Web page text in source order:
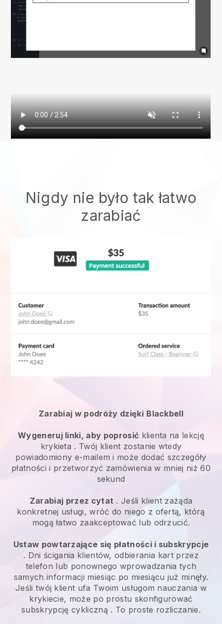
Nigdy nie było tak łatwo
zarabiać
Zarabiaj w podróży dzięki Blackbell
Wygeneruj linki, aby poprosić klienta na lekcję
krykieta . Twój klient zostanie wtedy
powiadomiony e-mailem i może dodać szczegóły
płatności i przetworzyć zamówienia w mniej niż 60
sekund
Zarabiaj przez cytat . Jeśli klient zażąda
konkretnej usługi, wróć do niego z ofertą, którą
mogą łatwo zaakceptować lub odrzucić.
Ustaw powtarzające się płatności i subskrypcje
. Dni ścigania klientów, odbierania kart przez
telefon lub ponownego wprowadzania tych
samych informacji miesiąc po miesiącu już minęły.
Jeśli twój klient ufa Twoim usługom nauczania w
krykiecie, może po prostu skonfigurować
subskrypcję cykliczną . To proste rozliczanie.